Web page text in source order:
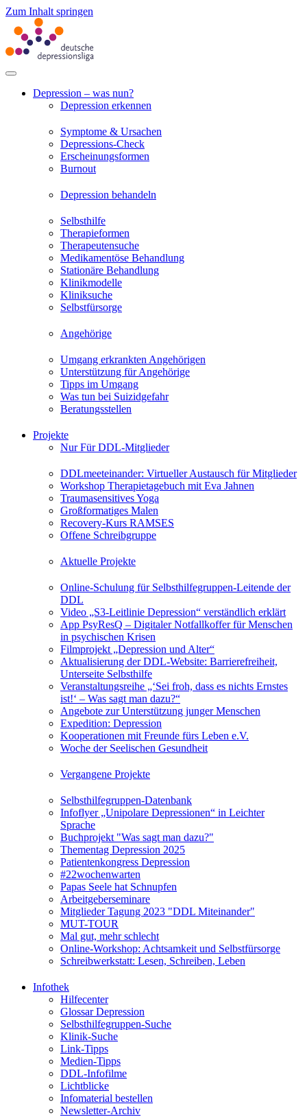
Zum Inhalt springen
Depression – was nun?
Depression erkennen
Symptome & Ursachen
Depressions-Check
Erscheinungsformen
Burnout
Depression behandeln
Selbsthilfe
Therapieformen
Therapeutensuche
Medikamentöse Behandlung
Stationäre Behandlung
Klinikmodelle
Kliniksuche
Selbstfürsorge
Angehörige
Umgang erkrankten Angehörigen
Unterstützung für Angehörige
Tipps im Umgang
Was tun bei Suizidgefahr
Beratungsstellen
Projekte
Nur Für DDL-Mitglieder
DDLmeeteinander: Virtueller Austausch für Mitglieder
Workshop Therapietagebuch mit Eva Jahnen
Traumasensitives Yoga
Großformatiges Malen
Recovery-Kurs RAMSES
Offene Schreibgruppe
Aktuelle Projekte
Online-Schulung für Selbsthilfegruppen-Leitende der
DDL
Video „S3-Leitlinie Depression“ verständlich erklärt
App PsyResQ – Digitaler Notfallkoffer für Menschen
in psychischen Krisen
Filmprojekt „Depression und Alter“
Aktualisierung der DDL-Website: Barrierefreiheit,
Unterseite Selbsthilfe
Veranstaltungsreihe „‘Sei froh, dass es nichts Ernstes
ist!‘ – Was sagt man dazu?“
Angebote zur Unterstützung junger Menschen
Expedition: Depression
Kooperationen mit Freunde fürs Leben e.V.
Woche der Seelischen Gesundheit
Vergangene Projekte
Selbsthilfegruppen-Datenbank
Infoflyer „Unipolare Depressionen“ in Leichter
Sprache
Buchprojekt "Was sagt man dazu?"
Thementag Depression 2025
Patientenkongress Depression
#22wochenwarten
Papas Seele hat Schnupfen
Arbeitgeberseminare
Mitglieder Tagung 2023 "DDL Miteinander"
MUT-TOUR
Mal gut, mehr schlecht
Online-Workshop: Achtsamkeit und Selbstfürsorge
Schreibwerkstatt: Lesen, Schreiben, Leben
Infothek
Hilfecenter
Glossar Depression
Selbsthilfegruppen-Suche
Klinik-Suche
Link-Tipps
Medien-Tipps
DDL-Infofilme
Lichtblicke
Infomaterial bestellen
Newsletter-Archiv